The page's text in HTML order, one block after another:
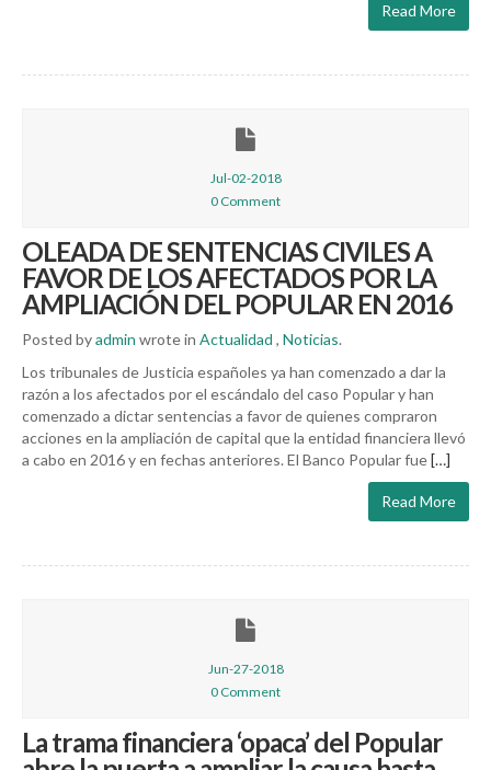
Read More
Jul-02-2018
0 Comment
OLEADA DE SENTENCIAS CIVILES A
FAVOR DE LOS AFECTADOS POR LA
AMPLIACIÓN DEL POPULAR EN 2016
Posted byadmin wrote in Actualidad , Noticias.
Los tribunales de Justicia españoles ya han comenzado a dar la
razón a los afectados por el escándalo del caso Popular y han
comenzado a dictar sentencias a favor de quienes compraron
acciones en la ampliación de capital que la entidad financiera llevó
a cabo en 2016 y en fechas anteriores. El Banco Popular fue[…]
Read More
Jun-27-2018
0 Comment
La trama financiera ‘opaca’ del Popular